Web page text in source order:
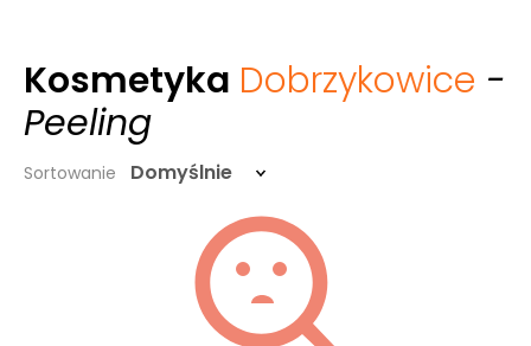
Kosmetyka Dobrzykowice -
Peeling
Sortowanie Domyślnie